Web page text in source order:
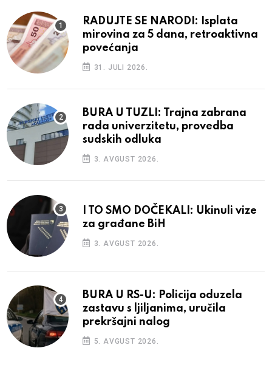
RADUJTE SE NARODI: Isplata
mirovina za 5 dana, retroaktivna
povećanja
31. JULI 2026.
BURA U TUZLI: Trajna zabrana
rada univerzitetu, provedba
sudskih odluka
3. AVGUST 2026.
I TO SMO DOČEKALI: Ukinuli vize
za građane BiH
3. AVGUST 2026.
BURA U RS-U: Policija oduzela
zastavu s ljiljanima, uručila
prekršajni nalog
5. AVGUST 2026.